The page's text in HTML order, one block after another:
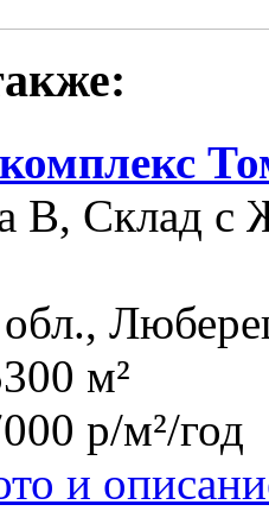
B, Склад с
м²
р/м²/год
и